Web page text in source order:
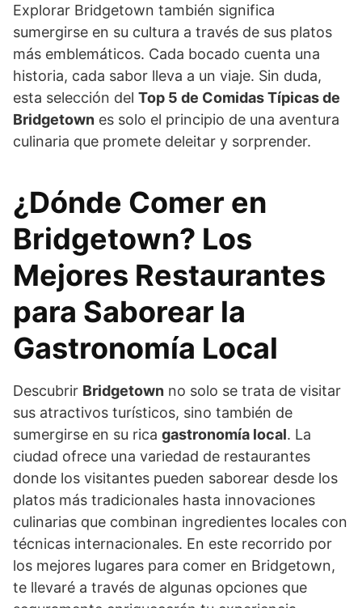
Explorar Bridgetown también significa
sumergirse en su cultura a través de sus platos
más emblemáticos. Cada bocado cuenta una
historia, cada sabor lleva a un viaje. Sin duda,
esta selección del Top 5 de Comidas Típicas de
Bridgetown es solo el principio de una aventura
culinaria que promete deleitar y sorprender.
¿Dónde Comer en
Bridgetown? Los
Mejores Restaurantes
para Saborear la
Gastronomía Local
Descubrir Bridgetown no solo se trata de visitar
sus atractivos turísticos, sino también de
sumergirse en su rica gastronomía local. La
ciudad ofrece una variedad de restaurantes
donde los visitantes pueden saborear desde los
platos más tradicionales hasta innovaciones
culinarias que combinan ingredientes locales con
técnicas internacionales. En este recorrido por
los mejores lugares para comer en Bridgetown,
te llevaré a través de algunas opciones que